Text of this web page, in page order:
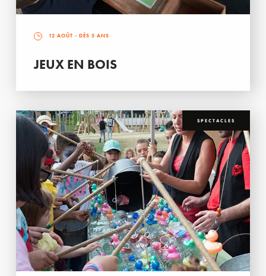
12 AOÛT - DÈS 5 ANS
JEUX EN BOIS
SPECTACLES